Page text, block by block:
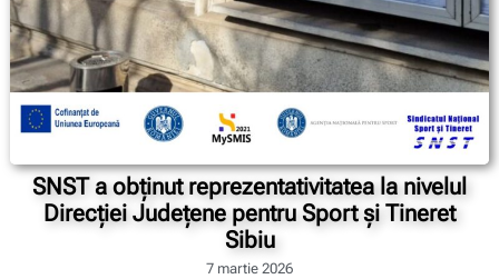
SNST a obținut reprezentativitatea la nivelul
Direcției Județene pentru Sport și Tineret
Sibiu
7 martie 2026